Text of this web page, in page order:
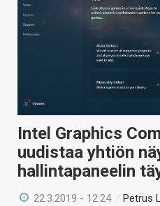
KAUPPA
HAKU
Intel Graphics
uudistaa yhtiön
hallintapaneelin
22.3.2019 - 12:24 / Petrus